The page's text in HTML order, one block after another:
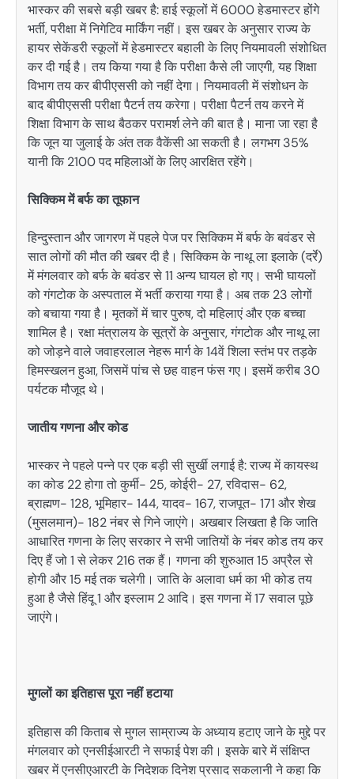
भास्कर की सबसे बड़ी खबर है: हाई स्कूलों में 6000 हेडमास्टर होंगे
भर्ती, परीक्षा में निगेटिव मार्किंग नहीं। इस खबर के अनुसार राज्य के
हायर सेकेंडरी स्कूलों में हेडमास्टर बहाली के लिए नियमावली संशोधित
कर दी गई है। तय किया गया है कि परीक्षा कैसे ली जाएगी, यह शिक्षा
विभाग तय कर बीपीएससी को नहीं देगा। नियमावली में संशोधन के
बाद बीपीएससी परीक्षा पैटर्न तय करेगा। परीक्षा पैटर्न तय करने में
शिक्षा विभाग के साथ बैठकर परामर्श लेने की बात है। माना जा रहा है
कि जून या जुलाई के अंत तक वैकेंसी आ सकती है। लगभग 35%
यानी कि 2100 पद महिलाओं के लिए आरक्षित रहेंगे।
सिक्किम में बर्फ का तूफान
हिन्दुस्तान और जागरण में पहले पेज पर सिक्किम में बर्फ के बवंडर से
सात लोगों की मौत की खबर दी है। सिक्किम के नाथू ला इलाके (दर्रे)
में मंगलवार को बर्फ के बवंडर से 11 अन्य घायल हो गए। सभी घायलों
को गंगटोक के अस्पताल में भर्ती कराया गया है। अब तक 23 लोगों
को बचाया गया है। मृतकों में चार पुरुष, दो महिलाएं और एक बच्चा
शामिल है। रक्षा मंत्रालय के सूत्रों के अनुसार, गंगटोक और नाथू ला
को जोड़ने वाले जवाहरलाल नेहरू मार्ग के 14वें शिला स्तंभ पर तड़के
हिमस्खलन हुआ, जिसमें पांच से छह वाहन फंस गए। इसमें करीब 30
पर्यटक मौजूद थे।
जातीय गणना और कोड
भास्कर ने पहले पन्ने पर एक बड़ी सी सुर्खी लगाई है: राज्य में कायस्थ
का कोड 22 होगा तो कुर्मी- 25, कोईरी- 27, रविदास- 62,
ब्राह्मण- 128, भूमिहार- 144, यादव- 167, राजपूत- 171 और शेख
(मुसलमान)- 182 नंबर से गिने जाएंगे। अखबार लिखता है कि जाति
आधारित गणना के लिए सरकार ने सभी जातियों के नंबर कोड तय कर
दिए हैं जो 1 से लेकर 216 तक हैं। गणना की शुरुआत 15 अप्रैल से
होगी और 15 मई तक चलेगी। जाति के अलावा धर्म का भी कोड तय
हुआ है जैसे हिंदू 1 और इस्लाम 2 आदि। इस गणना में 17 सवाल पूछे
जाएंगे।
मुगलों का इतिहास पूरा नहीं हटाया
इतिहास की किताब से मुगल साम्राज्य के अध्याय हटाए जाने के मुद्दे पर
मंगलवार को एनसीईआरटी ने सफाई पेश की। इसके बारे में संक्षिप्त
खबर में एनसीएआरटी के निदेशक दिनेश प्रसाद सकलानी ने कहा कि